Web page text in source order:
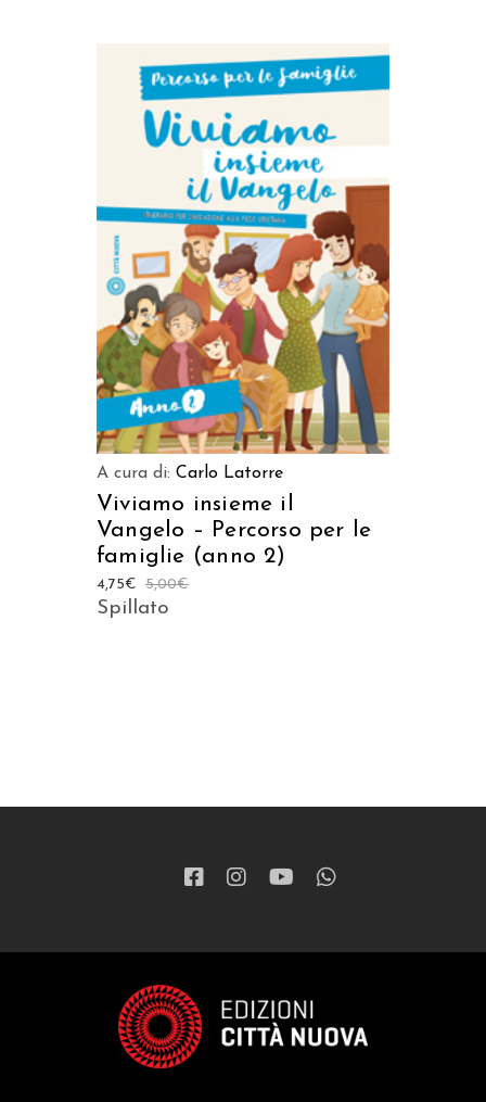
AGGIUNGI AL CARRELLO
A cura di: Carlo Latorre
Viviamo insieme il
Vangelo – Percorso per le
famiglie (anno 2)
5,00€
4,75€
Spillato